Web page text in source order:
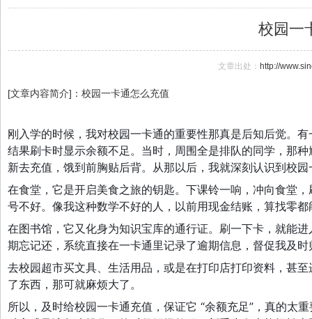
校园一
文章出处： http://
[文章内容简介]：校园一卡通怎么充值
刚入学的时候，我对校园一卡通的重要性那真是后知后觉。
结果刷卡时显示余额不足。当时，周围全是排队的同学，那
新去充值，饿到前胸贴后背。从那以后，我就深刻认识到校
在食堂，它是开启美食之旅的钥匙。下课铃一响，冲向食堂
号不好。像我这种数学不好的人，以前用现金结账，算找零
在图书馆，它又化身为知识宝库的通行证。刷一下卡，就能
期忘记还，系统直接在一卡通里记录了逾期信息，督促我及
去校园超市买文具、生活用品，或是在打印店打印资料，甚
了东西，那可就麻烦大了。
所以，及时给校园一卡通充值，保证它 “余额充足”，真的太